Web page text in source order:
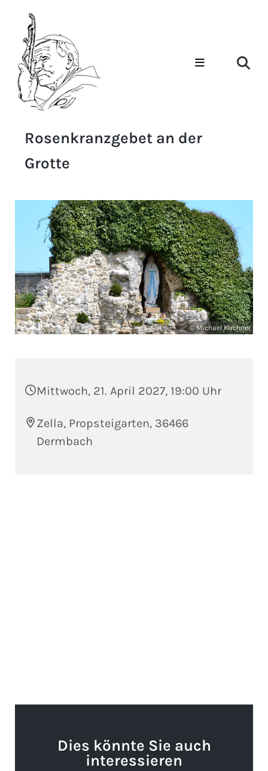
Rosenkranzgebet an der
Grotte
© Michael Kirchner
Mittwoch, 21. April 2027, 19:00 Uhr
Zella, Propsteigarten, 36466
Dermbach
Dies könnte Sie auch
interessieren